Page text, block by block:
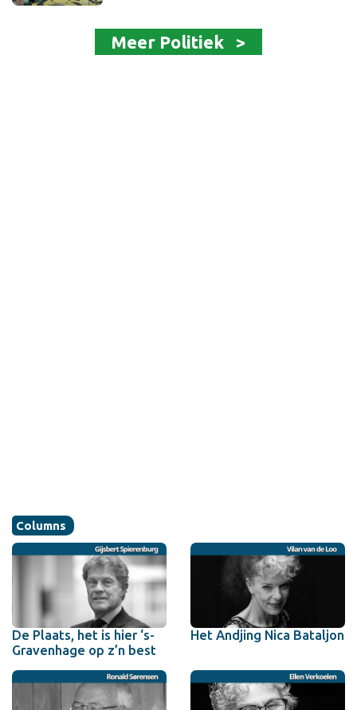
Meer Politiek >
Columns
De Plaats, het is hier ‘s-
Gravenhage op z’n best
Het Andjing Nica Bataljon